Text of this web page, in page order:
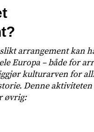
arrangement kan
Europa – både for
kulturarven for
Denne
øvrig: